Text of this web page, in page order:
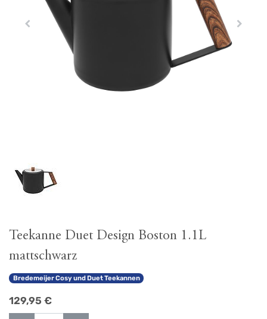
Teekanne Duet Design Boston 1.1L
mattschwarz
Bredemeijer Cosy und Duet Teekannen
129,95 €